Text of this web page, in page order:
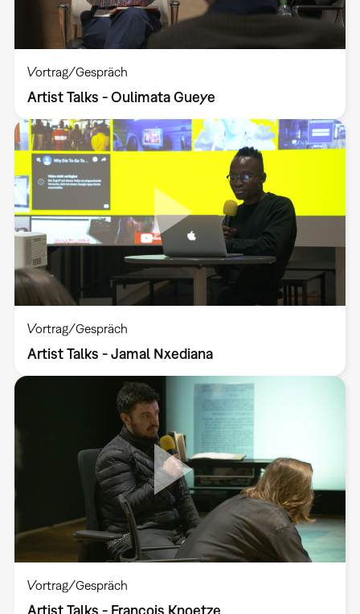
Vortrag/Gespräch
Artist Talks - Oulimata Gueye
Vortrag/Gespräch
Artist Talks - Jamal Nxediana
Vortrag/Gespräch
Artist Talks - Francois Knoetze